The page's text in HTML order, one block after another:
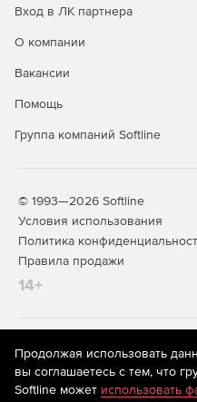
Вход в ЛК партнера
О компании
Вакансии
Помощь
Группа компаний Softline
© 1993—2026 Softline
Условия использования
Политика
Правила продажи
14+
На информационном ресурсе
рекомендательные технологии
предоставления информации
систематизации и анализа
Продолжая использовать
вы соглашаетесь с тем, что
Softline может использовать